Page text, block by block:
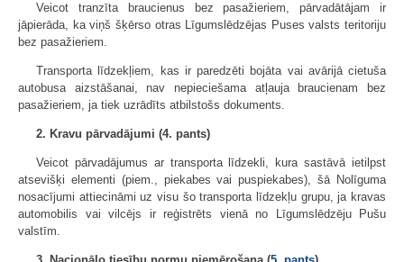
Veicot tranzīta braucienus bez pasažieriem, pārvadātājam ir
jāpierāda, ka viņš šķērso otras Līgumslēdzējas Puses valsts teritoriju
bez pasažieriem.
Transporta līdzekļiem, kas ir paredzēti bojāta vai avārijā cietuša
autobusa aizstāšanai, nav nepieciešama atļauja braucienam bez
pasažieriem, ja tiek uzrādīts atbilstošs dokuments.
2. Kravu pārvadājumi (4. pants)
Veicot pārvadājumus ar transporta līdzekli, kura sastāvā ietilpst
atsevišķi elementi (piem., piekabes vai puspiekabes), šā Nolīguma
nosacījumi attiecināmi uz visu šo transporta līdzekļu grupu, ja kravas
automobilis vai vilcējs ir reģistrēts vienā no Līgumslēdzēju Pušu
valstīm.